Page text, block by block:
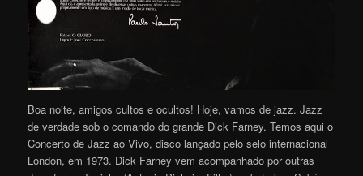
Boa noite, amigos cultos e ocultos! Hoje, vamos de jazz. Jazz
de verdade sob o comando do grande Dick Farney. Temos aqui o
Concerto de Jazz ao Vivo, disco lançado pelo selo internacional
London, em 1973. Dick Farney vem acompanhado por outras